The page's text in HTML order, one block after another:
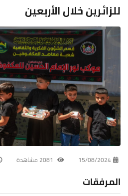
للزائرين خلال الأربعين
15/08/2024
المرفقات